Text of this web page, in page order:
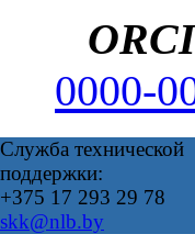
0000-
Служба технической
поддержки:
+375 17 293 29 78
skk@nlb.by